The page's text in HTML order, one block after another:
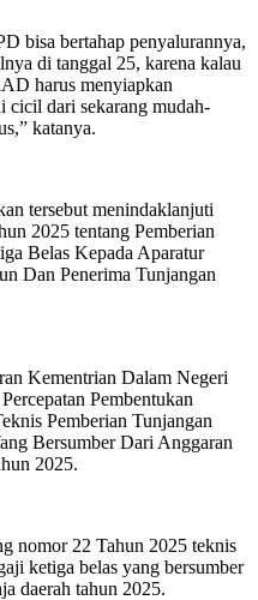
bisa bertahap penyalurannya,
di tanggal 25, karena kalau
harus menyiapkan
cicil dari sekarang mudah-
katanya.
tersebut menindaklanjuti
2025 tentang Pemberian
Belas Kepada Aparatur
Dan Penerima Tunjangan
Kementrian Dalam Negeri
Pembentukan
Pemberian Tunjangan
Bersumber Dari Anggaran
2025.
nomor 22 Tahun 2025 teknis
ketiga belas yang bersumber
daerah tahun 2025.